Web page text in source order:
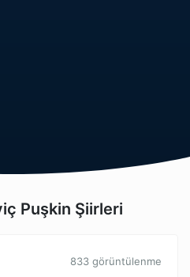
Puşkin Şiirleri
833 görüntülenme